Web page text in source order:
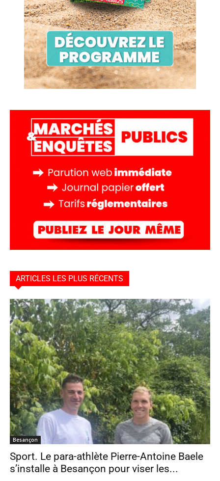
ARTICLES LES PLUS RÉCENTS
Besançon
Sport. Le para-athlète Pierre-Antoine Baele
s’installe à Besançon pour viser les...